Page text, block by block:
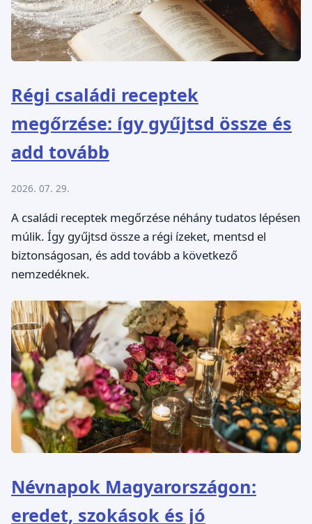
Régi családi receptek
megőrzése: így gyűjtsd össze és
add tovább
2026. 07. 29.
A családi receptek megőrzése néhány tudatos lépésen
múlik. Így gyűjtsd össze a régi ízeket, mentsd el
biztonságosan, és add tovább a következő
nemzedéknek.
Névnapok Magyarországon:
eredet, szokások és jó